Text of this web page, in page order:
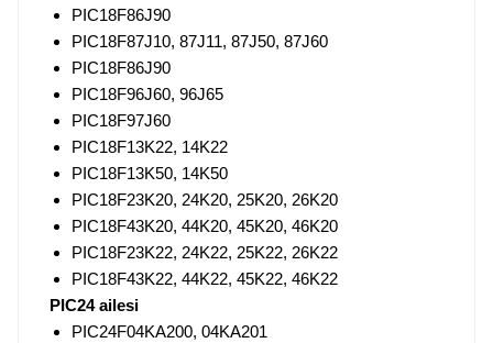
PIC18F86J90
PIC18F87J10, 87J11, 87J50, 87J60
PIC18F86J90
PIC18F96J60, 96J65
PIC18F97J60
PIC18F13K22, 14K22
PIC18F13K50, 14K50
PIC18F23K20, 24K20, 25K20, 26K20
PIC18F43K20, 44K20, 45K20, 46K20
PIC18F23K22, 24K22, 25K22, 26K22
PIC18F43K22, 44K22, 45K22, 46K22
PIC24 ailesi
PIC24F04KA200, 04KA201